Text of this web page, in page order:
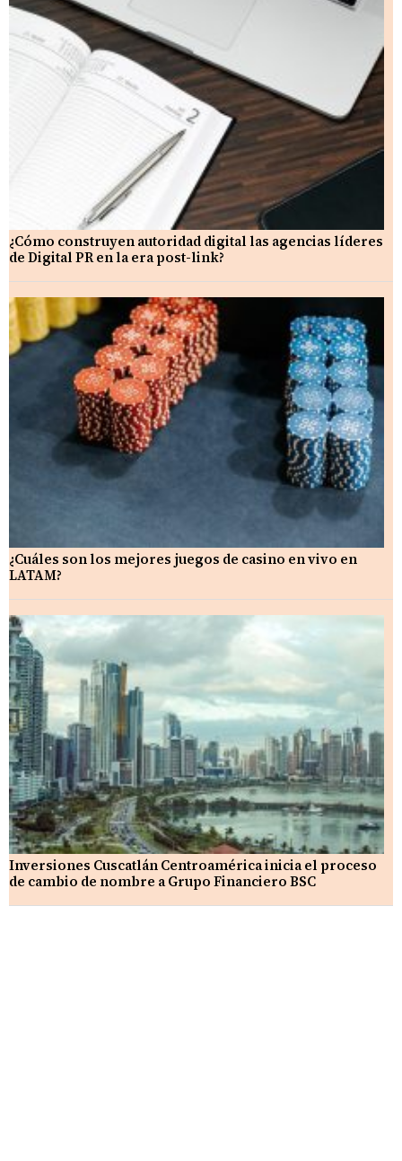
¿Cómo construyen autoridad digital las agencias líderes
de Digital PR en la era post-link?
¿Cuáles son los mejores juegos de casino en vivo en
LATAM?
Inversiones Cuscatlán Centroamérica inicia el proceso
de cambio de nombre a Grupo Financiero BSC